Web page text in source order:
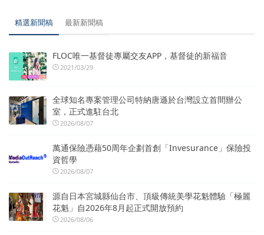
精選新聞稿 最新新聞稿
FLOC唯一基督徒專屬交友APP，基督徒的新福音
2021/03/29
全球知名專案管理公司特納唐遜於台灣設立首間辦公
室，正式進駐台北
2026/08/07
萬通保險憑藉50周年企劃首創「Invesurance」保險投
資哲學
2026/08/07
源自日本宮城縣仙台市、頂級傳統美學花魁體驗「極麗
花魁」自2026年8月起正式開放預約
2026/08/06